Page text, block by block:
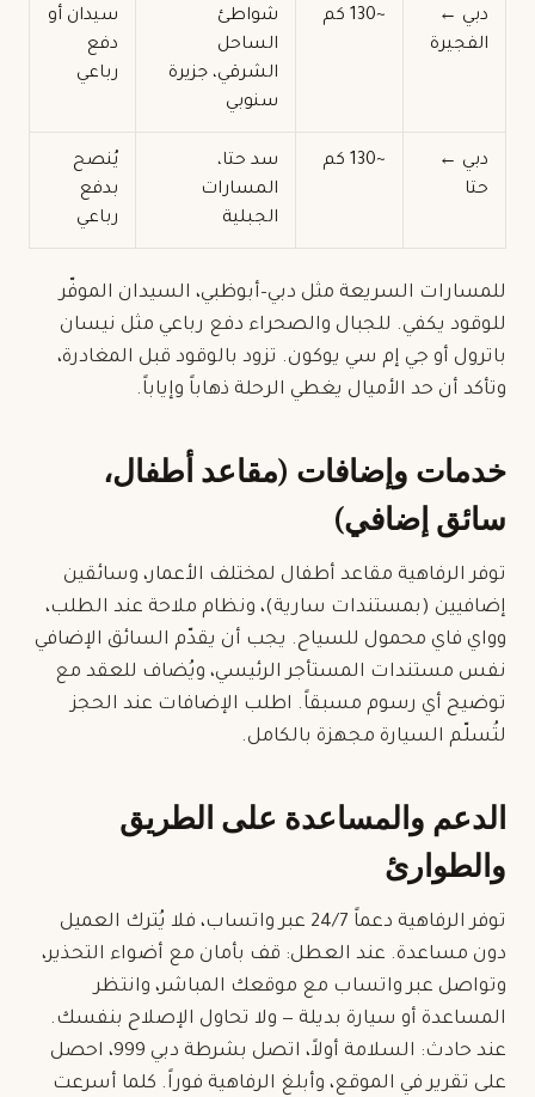
دبي ←
الفجيرة
~130 كم
شواطئ
الساحل
الشرقي، جزيرة
سنوبي
سيدان أو
دفع
رباعي
دبي ←
حتا
~130 كم
سد حتا،
المسارات
الجبلية
يُنصح
بدفع
رباعي
للمسارات السريعة مثل دبي–أبوظبي، السيدان الموفّر
للوقود يكفي. للجبال والصحراء دفع رباعي مثل نيسان
باترول أو جي إم سي يوكون. تزود بالوقود قبل المغادرة،
وتأكد أن حد الأميال يغطي الرحلة ذهاباً وإياباً.
خدمات وإضافات (مقاعد أطفال،
سائق إضافي)
توفر الرفاهية مقاعد أطفال لمختلف الأعمار، وسائقين
إضافيين (بمستندات سارية)، ونظام ملاحة عند الطلب،
وواي فاي محمول للسياح. يجب أن يقدّم السائق الإضافي
نفس مستندات المستأجر الرئيسي، ويُضاف للعقد مع
توضيح أي رسوم مسبقاً. اطلب الإضافات عند الحجز
لتُسلّم السيارة مجهزة بالكامل.
الدعم والمساعدة على الطريق
والطوارئ
توفر الرفاهية دعماً 24/7 عبر واتساب، فلا يُترك العميل
دون مساعدة. عند العطل: قف بأمان مع أضواء التحذير،
وتواصل عبر واتساب مع موقعك المباشر، وانتظر
المساعدة أو سيارة بديلة — ولا تحاول الإصلاح بنفسك.
عند حادث: السلامة أولاً، اتصل بشرطة دبي 999، احصل
على تقرير في الموقع، وأبلغ الرفاهية فوراً. كلما أسرعت